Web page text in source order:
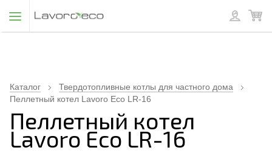
Каталог
Твердотопливные котлы для частного дома
Пеллетный котел Lavoro Eco LR-16
Пеллетный котел
Lavoro Eco LR-16